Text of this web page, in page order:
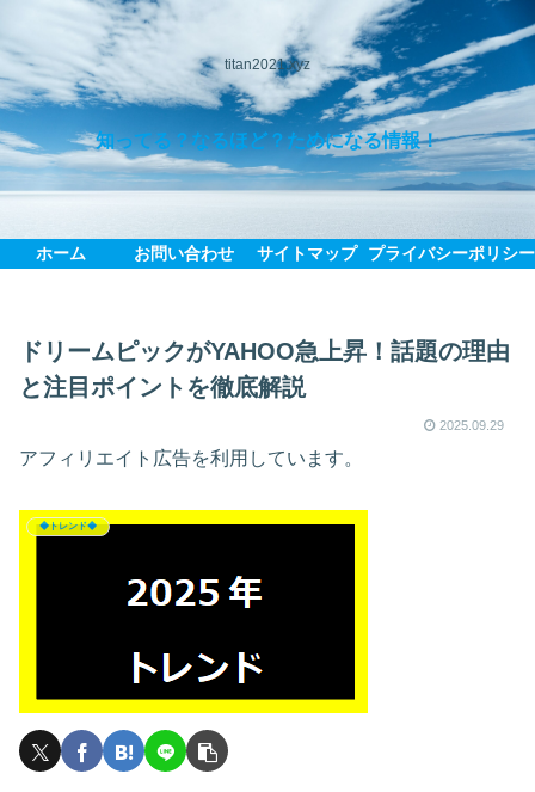
titan2021.xyz
知ってる？なるほど？ためになる情報！
ホーム お問い合わせ サイトマップ プライバシーポリシー
ドリームピックがYAHOO急上昇！話題の理由
と注目ポイントを徹底解説
2025.09.29
アフィリエイト広告を利用しています。
◆トレンド◆